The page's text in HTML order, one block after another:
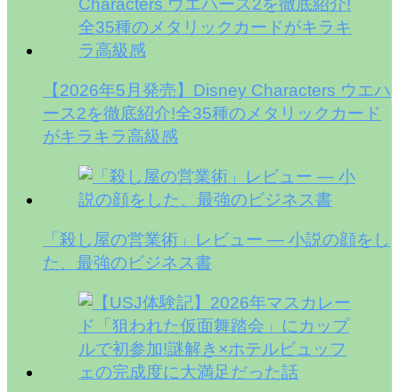
【2026年5月発売】Disney Characters ウエハ
ース2を徹底紹介!全35種のメタリックカード
がキラキラ高級感
「殺し屋の営業術」レビュー — 小説の顔をし
た、最強のビジネス書